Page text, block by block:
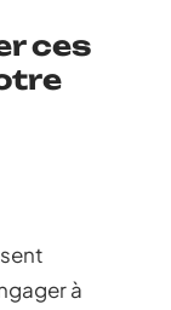
ces
à